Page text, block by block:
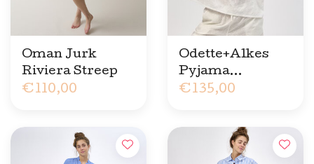
Oman Jurk
Riviera Streep
€110,00
Odette+Alkes
Pyjama
Geborduurde
€135,00